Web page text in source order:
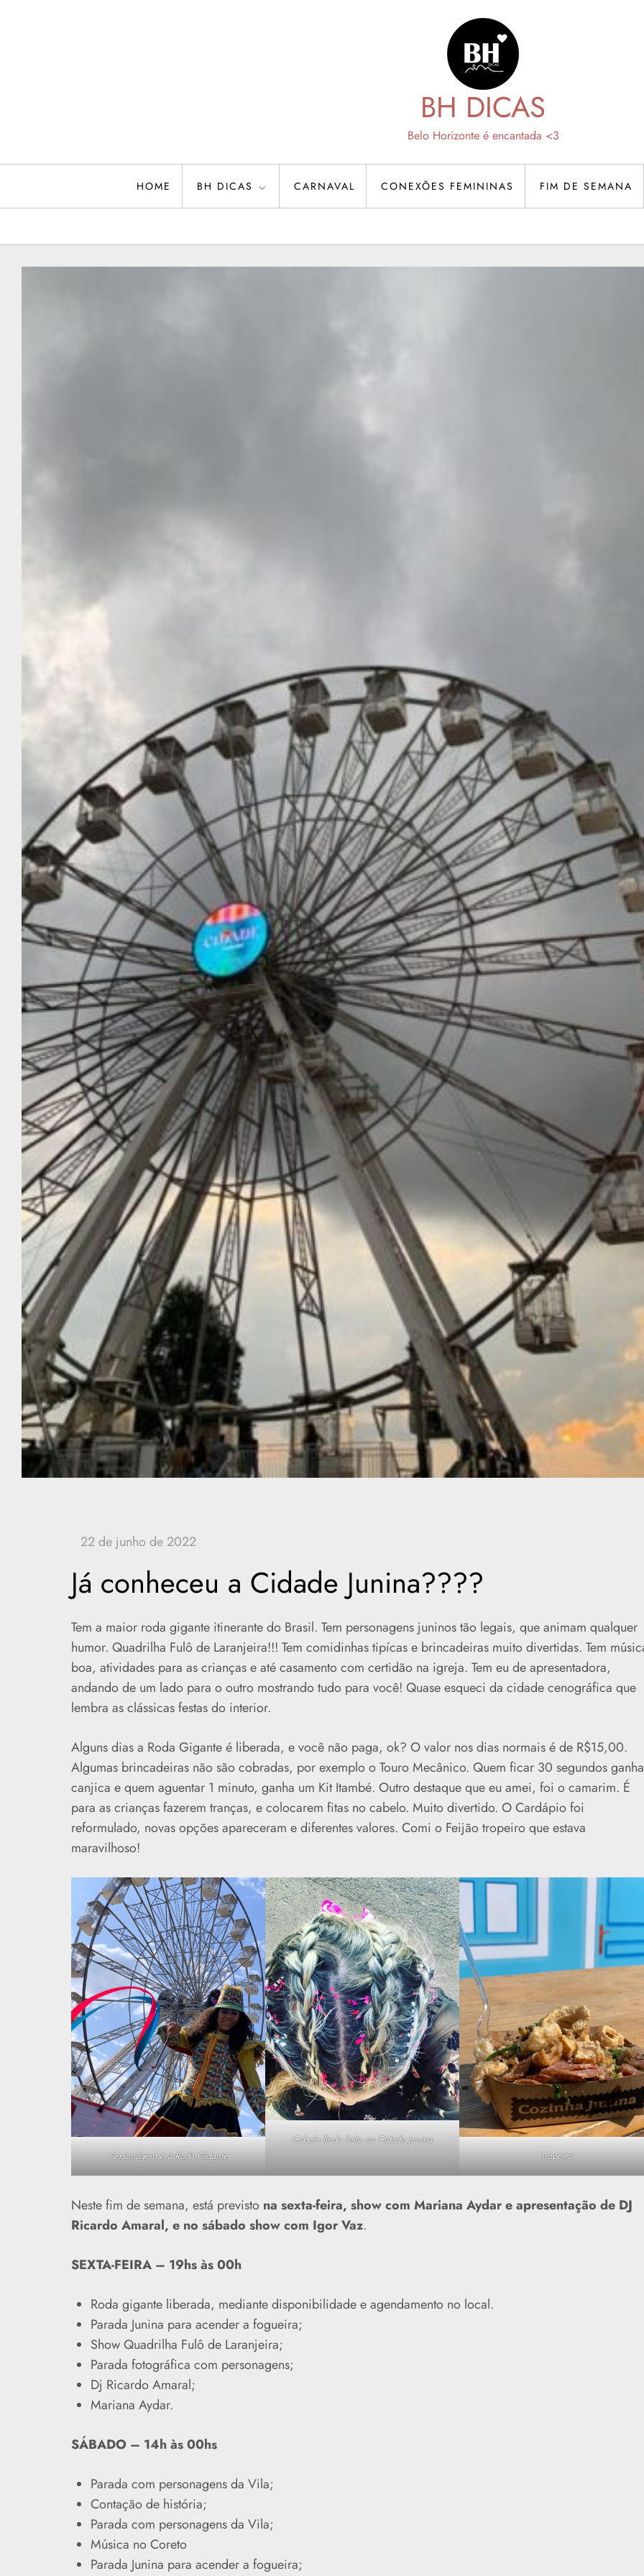
BH DICAS
Belo Horizonte é encantada <3
HOME BH DICAS CARNAVAL CONEXÕES FEMININAS FIM DE SEMANA
Já conheceu a Cidade Junina????
Tem a maior roda gigante itinerante do Brasil. Tem personagens juninos tão legais, que animam qualquer
humor. Quadrilha Fulô de Laranjeira!!! Tem comidinhas tipícas e brincadeiras muito divertidas. Tem
boa, atividades para as crianças e até casamento com certidão na igreja. Tem eu de apresentadora,
andando de um lado para o outro mostrando tudo para você! Quase esqueci da cidade cenográfica que
lembra as clássicas festas do interior.
Alguns dias a Roda Gigante é liberada, e você não paga, ok? O valor nos dias normais é de R$15,00.
Algumas brincadeiras não são cobradas, por exemplo o Touro Mecânico. Quem ficar 30 segundos ganha
canjica e quem aguentar 1 minuto, ganha um Kit Itambé. Outro destaque que eu amei, foi o camarim. É
para as crianças fazerem tranças, e colocarem fitas no cabelo. Muito divertido. O Cardápio foi
reformulado, novas opções apareceram e diferentes valores. Comi o Feijão tropeiro que estava
maravilhoso!
Personagem e a Roda Gigante
Cabelo lindo feito na Cidade Junina
Tropeiro
Neste fim de semana, está previsto na sexta-feira, show com Mariana Aydar e apresentação de DJ
Ricardo Amaral, e no sábado show com Igor Vaz.
SEXTA-FEIRA – 19hs às 00h
Roda gigante liberada, mediante disponibilidade e agendamento no local.
Parada Junina para acender a fogueira;
Show Quadrilha Fulô de Laranjeira;
Parada fotográfica com personagens;
Dj Ricardo Amaral;
Mariana Aydar.
SÁBADO – 14h às 00hs
Parada com personagens da Vila;
Contação de história;
Parada com personagens da Vila;
Música no Coreto
Parada Junina para acender a fogueira;